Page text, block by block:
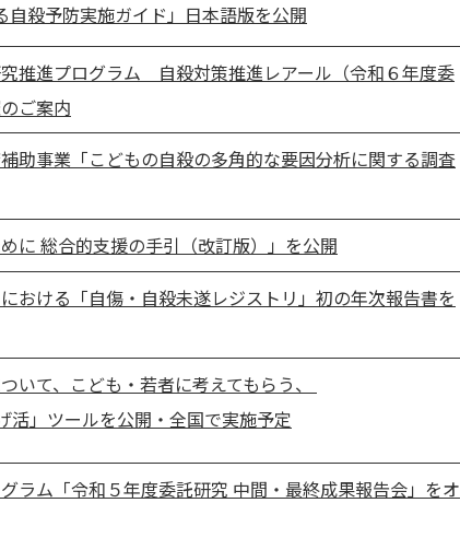
自殺予防実施ガイド」日本語版を公開
推進プログラム 自殺対策推進レアール（令和６年度委
ご案内
助事業「こどもの自殺の多角的な要因分析に関する調査
に 総合的支援の手引（改訂版）」を公開
おける「自傷・自殺未遂レジストリ」初の年次報告書を
いて、こども・若者に考えてもらう、
活」ツールを公開・全国で実施予定
ラム「令和５年度委託研究 中間・最終成果報告会」をオ